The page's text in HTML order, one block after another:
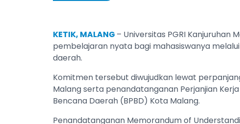
KETIK, MALANG – Universitas PGRI
pembelajaran nyata bagi mahasiswanya
daerah.
Komitmen tersebut diwujudkan lewat
Malang serta penandatanganan Perjanjian
Bencana Daerah (BPBD) Kota Malang.
Penandatanganan Memorandum of